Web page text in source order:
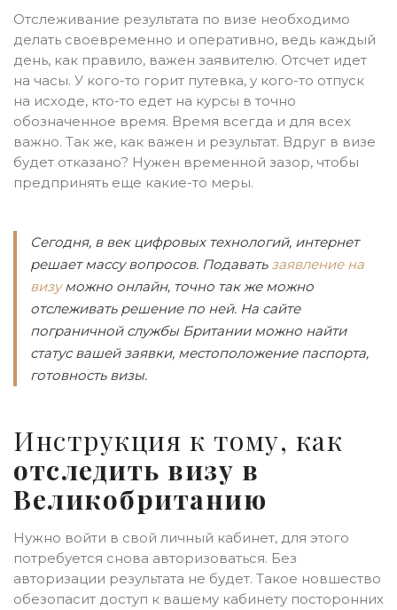
Отслеживание результата по визе необходимо
делать своевременно и оперативно, ведь каждый
день, как правило, важен заявителю. Отсчет идет
на часы. У кого-то горит путевка, у кого-то отпуск
на исходе, кто-то едет на курсы в точно
обозначенное время. Время всегда и для всех
важно. Так же, как важен и результат. Вдруг в визе
будет отказано? Нужен временной зазор, чтобы
предпринять еще какие-то меры.
Сегодня, в век цифровых технологий, интернет
решает массу вопросов. Подавать заявление на
визуможно онлайн, точно так же можно
отслеживать решение по ней. На сайте
пограничной службы Британии можно найти
статус вашей заявки, местоположение паспорта,
готовность визы.
Инструкция к тому, как
отследить визу в
Великобританию
Нужно войти в свой личный кабинет, для этого
потребуется снова авторизоваться. Без
авторизации результата не будет. Такое новшество
обезопасит доступ к вашему кабинету посторонних